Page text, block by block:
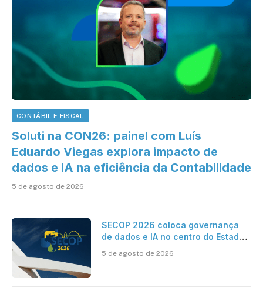
CONTÁBIL E FISCAL
Soluti na CON26: painel com Luís
Eduardo Viegas explora impacto de
dados e IA na eficiência da Contabilidade
5 de agosto de 2026
SECOP 2026 coloca governança
de dados e IA no centro do Estado
5 de agosto de 2026